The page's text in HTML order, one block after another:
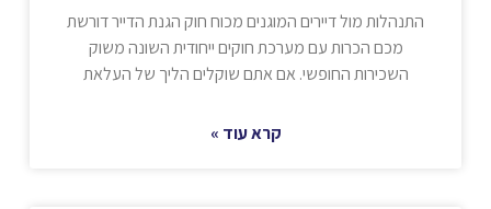
התנהלות מול דיירים המוגנים מכוח חוק הגנת הדייר דורשת
מכם הכרות עם מערכת חוקים ייחודית השונה משוק
השכירות החופשי. אם אתם שוקלים הליך של העלאת
קרא עוד »